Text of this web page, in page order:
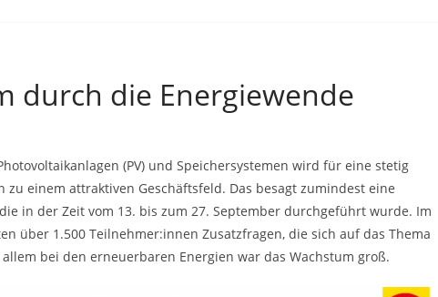
durch die Energiewende
(PV) und Speichersystemen wird für eine stetig
einem attraktiven Geschäftsfeld. Das besagt zumindest eine
in der Zeit vom 13. bis zum 27. September durchgeführt wurde. Im
über 1.500 Teilnehmer:innen Zusatzfragen, die sich auf das Thema
bei den erneuerbaren Energien war das Wachstum groß.